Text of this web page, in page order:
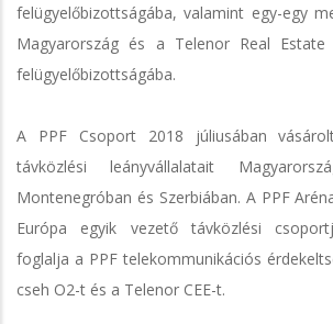
felügyelőbizottságába, valamint egy-egy
Magyarország és a Telenor Real Estate
felügyelőbizottságába.
A PPF Csoport 2018 júliusában
távközlési leányvállalatait
Montenegróban és Szerbiában. A PPF
Európa egyik vezető távközlési
foglalja a PPF telekommunikációs
cseh O2-t és a Telenor CEE-t.